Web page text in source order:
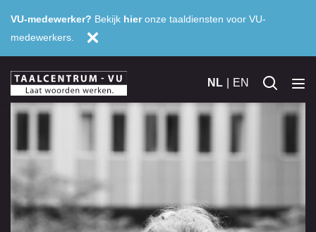
VU-medewerker? Bekijk hieronze taaldiensten voor VU-
medewerkers.
EN
NL